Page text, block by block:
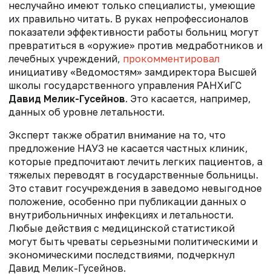
неслучайно имеют только специалисты, умеющие
их правильно читать. В руках непрофессионалов
показатели эффективности работы больниц могут
превратиться в «оружие» против медработников и
лечебных учреждений, прокомментировал
инициативу «Ведомостям» замдиректора Высшей
школы государственного управления РАНХиГС
Давид Мелик-Гусейнов. Это касается, например,
данных об уровне летальности.
Эксперт также обратил внимание на то, что
предложение НАУЗ не касается частных клиник,
которые предпочитают лечить легких пациентов, а
тяжелых переводят в государственные больницы.
Это ставит госучреждения в заведомо невыгодное
положение, особенно при публикации данных о
внутрибольничных инфекциях и летальности.
Любые действия с медицинской статистикой
могут быть чреваты серьезными политическими и
экономическими последствиями, подчеркнул
Давид Мелик-Гусейнов.